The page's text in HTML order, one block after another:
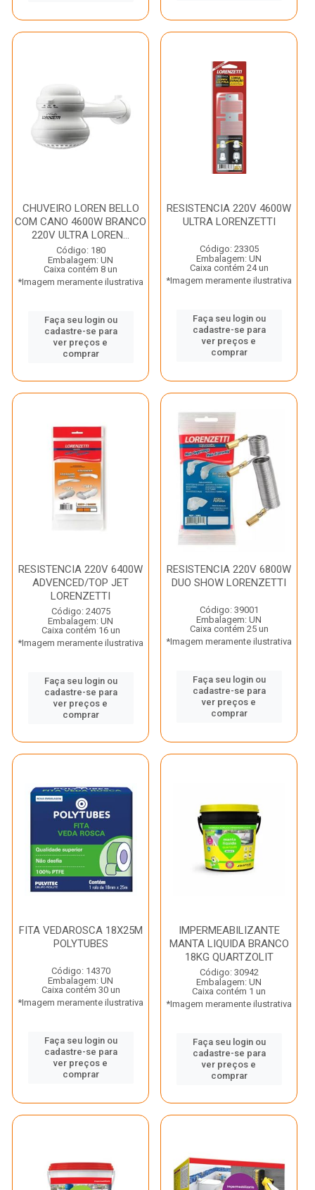
CHUVEIRO LOREN BELLO
COM CANO 4600W BRANCO
220V ULTRA LOREN...
Código: 180
Embalagem: UN
Caixa contém 8 un
*Imagem meramente ilustrativa
Faça seu login ou
cadastre-se para
ver preços e
comprar
RESISTENCIA 220V 4600W
ULTRA LORENZETTI
Código: 23305
Embalagem: UN
Caixa contém 24 un
*Imagem meramente ilustrativa
Faça seu login ou
cadastre-se para
ver preços e
comprar
RESISTENCIA 220V 6400W
ADVENCED/TOP JET
LORENZETTI
Código: 24075
Embalagem: UN
Caixa contém 16 un
*Imagem meramente ilustrativa
Faça seu login ou
cadastre-se para
ver preços e
comprar
RESISTENCIA 220V 6800W
DUO SHOW LORENZETTI
Código: 39001
Embalagem: UN
Caixa contém 25 un
*Imagem meramente ilustrativa
Faça seu login ou
cadastre-se para
ver preços e
comprar
FITA VEDAROSCA 18X25M
POLYTUBES
Código: 14370
Embalagem: UN
Caixa contém 30 un
*Imagem meramente ilustrativa
Faça seu login ou
cadastre-se para
ver preços e
comprar
IMPERMEABILIZANTE
MANTA LIQUIDA BRANCO
18KG QUARTZOLIT
Código: 30942
Embalagem: UN
Caixa contém 1 un
*Imagem meramente ilustrativa
Faça seu login ou
cadastre-se para
ver preços e
comprar